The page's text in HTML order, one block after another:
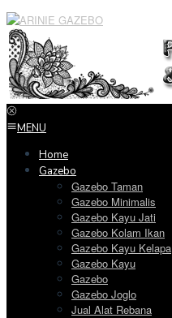
Loncat
ke
konten
MENU
Home
Gazebo
Gazebo Taman
Gazebo Minimalis
Gazebo Kayu Jati
Gazebo Kolam Ikan
Gazebo Kayu Kelapa
Gazebo Kayu
Gazebo
Gazebo Joglo
Jual Alat Rebana